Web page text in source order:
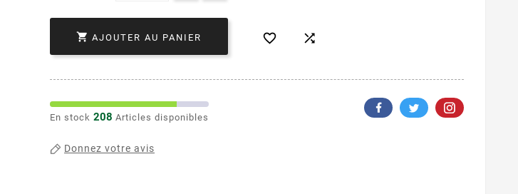
 AJOUTER AU PANIER  
En stock 208 Articles disponibles
Donnez votre avis